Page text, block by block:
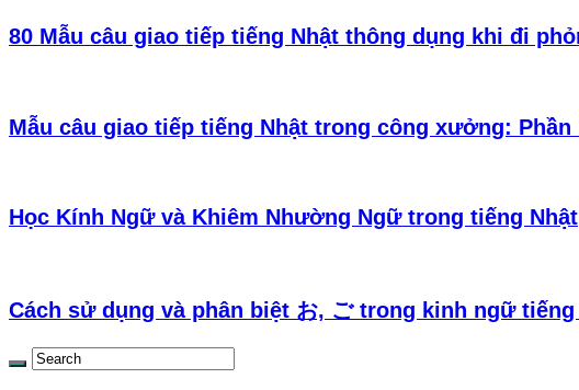
80 Mẫu câu giao tiếp tiếng Nhật thông dụng khi đi
Mẫu câu giao tiếp tiếng Nhật trong công xưởng: Phần
Học Kính Ngữ và Khiêm Nhường Ngữ trong tiếng Nhật
Cách sử dụng và phân biệt お, ご trong kinh ngữ tiếng